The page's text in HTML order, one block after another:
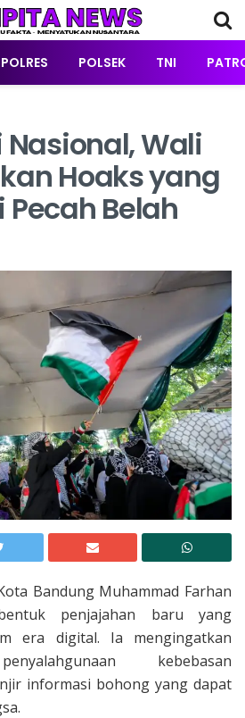
POLRES POLSEK TNI
Wali
Hoaks yang
Belah
Bandung Muhammad Farhan
penjajahan baru yang
era digital. Ia mengingatkan
kebebasan
informasi bohong yang dapat